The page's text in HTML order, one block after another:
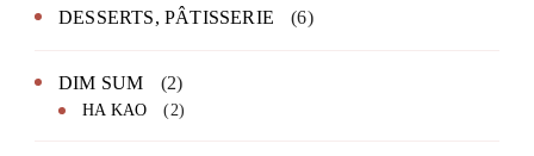
DESSERTS, PÂTISSERIE (6)
DIM SUM (2)
HA KAO (2)